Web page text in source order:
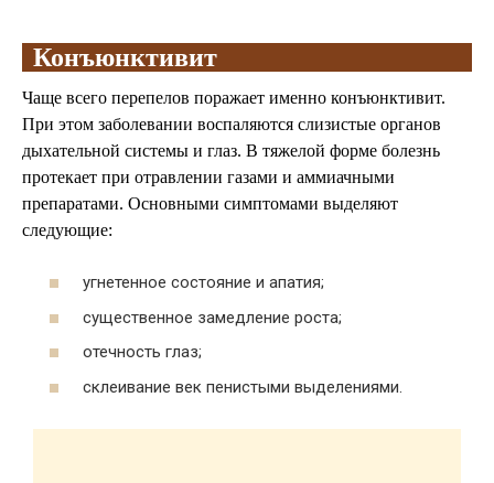
Конъюнктивит
Чаще всего перепелов поражает именно конъюнктивит.
При этом заболевании воспаляются слизистые органов
дыхательной системы и глаз. В тяжелой форме болезнь
протекает при отравлении газами и аммиачными
препаратами. Основными симптомами выделяют
следующие:
угнетенное состояние и апатия;
существенное замедление роста;
отечность глаз;
склеивание век пенистыми выделениями.